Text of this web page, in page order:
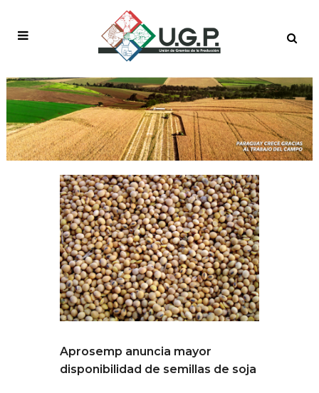
Aprosemp anuncia mayor
disponibilidad de semillas de soja